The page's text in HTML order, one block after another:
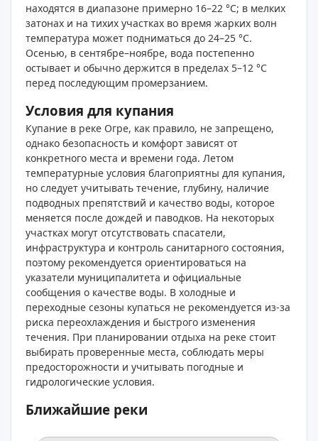
находятся в диапазоне примерно 16–22 °C; в мелких
затонах и на тихих участках во время жарких волн
температура может подниматься до 24–25 °C.
Осенью, в сентябре–ноябре, вода постепенно
остывает и обычно держится в пределах 5–12 °C
перед последующим промерзанием.
Условия для купания
Купание в реке Огре, как правило, не запрещено,
однако безопасность и комфорт зависят от
конкретного места и времени года. Летом
температурные условия благоприятны для купания,
но следует учитывать течение, глубину, наличие
подводных препятствий и качество воды, которое
меняется после дождей и паводков. На некоторых
участках могут отсутствовать спасатели,
инфраструктура и контроль санитарного состояния,
поэтому рекомендуется ориентироваться на
указатели муниципалитета и официальные
сообщения о качестве воды. В холодные и
переходные сезоны купаться не рекомендуется из‑за
риска переохлаждения и быстрого изменения
течения. При планировании отдыха на реке стоит
выбирать проверенные места, соблюдать меры
предосторожности и учитывать погодные и
гидрологические условия.
Ближайшие реки